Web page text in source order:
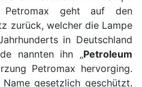
geht auf den
zurück, welcher die Lampe
in Deutschland
nannten ihn „Petroleum
Petromax hervorging.
Name gesetzlich geschützt.